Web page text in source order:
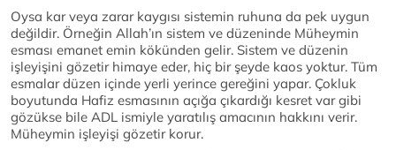
Oysa kar veya zarar kaygısı sistemin ruhuna da pek uygun
değildir. Örneğin Allah’ın sistem ve düzeninde Müheymin
esması emanet emin kökünden gelir. Sistem ve düzenin
işleyişini gözetir himaye eder, hiç bir şeyde kaos yoktur. Tüm
esmalar düzen içinde yerli yerince gereğini yapar. Çokluk
boyutunda Hafiz esmasının açığa çıkardığı kesret var gibi
gözükse bile ADL ismiyle yaratılış amacının hakkını verir.
Müheymin işleyişi gözetir korur.